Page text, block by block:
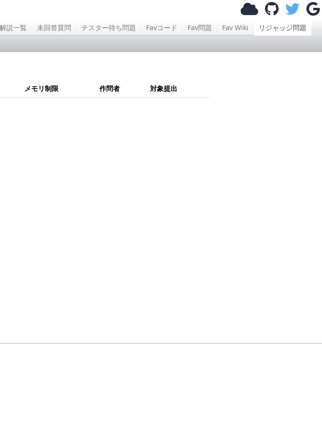
解説一覧 未回答質問 テスター待ち問題 Favコード Fav問題 Fav Wiki
リジャッジ問題
メモリ制限 作問者 対象提出